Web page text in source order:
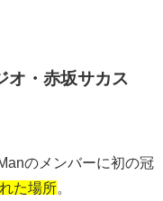
オ・赤坂サカス
のメンバーに初の冠
た場所